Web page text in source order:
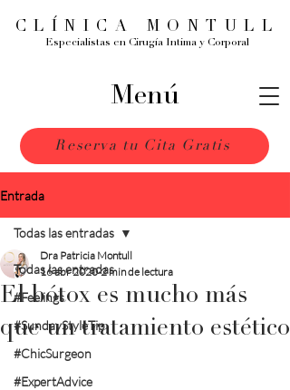
Reserva tu Cita Gratis
CLÍNICA MONTULL
Especialistas en Cirugía Intima y Corporal
Menú
Entrada
Todas las entradas
#Feelings
#SundayStyleTip
#ChicSurgeon
#ExpertAdvice
Todas las entradas
El bótox es mucho más
que un tratamiento estético
Dra Patricia Montull
16 abr 2020 2 min de lectura